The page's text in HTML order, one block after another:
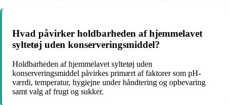
Hvad påvirker holdbarheden af hjemmelavet
syltetøj uden konserveringsmiddel?
Holdbarheden af hjemmelavet syltetøj uden
konserveringsmiddel påvirkes primært af faktorer som pH-
værdi, temperatur, hygiejne under håndtering og opbevaring
samt valg af frugt og sukker.